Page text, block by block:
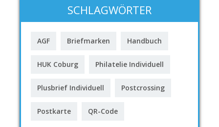
SCHLAGWÖRTER
AGF Briefmarken Handbuch
HUK Coburg Philatelie Individuell
Plusbrief Individuell Postcrossing
Postkarte QR-Code